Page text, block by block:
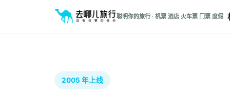
聪明你的旅行 · 机票 酒店 火车票 门票 度假
2005 年上线